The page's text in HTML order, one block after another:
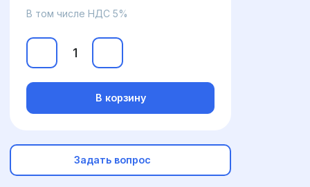
В том числе НДС 5%
В корзину
Задать вопрос